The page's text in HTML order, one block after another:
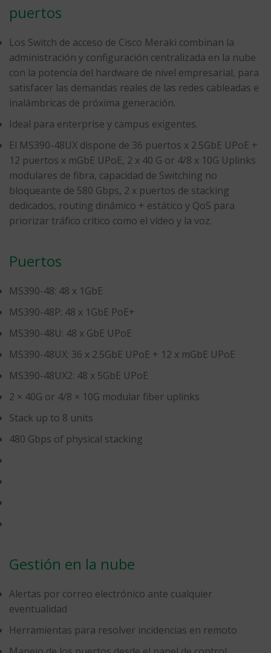
puertos
Los Switch de acceso de Cisco Meraki combinan la
administración y configuración centralizada en la nube
con la potencia del hardware de nivel empresarial, para
satisfacer las demandas reales de las redes cableadas e
inalámbricas de próxima generación.
Ideal para enterprise y campus exigentes.
El MS390-48UX dispone de 36 puertos x 2.5GbE UPoE +
12 puertos x mGbE UPoE, 2 x 40 G or 4/8 x 10G Uplinks
modulares de fibra, capacidad de Switching no
bloqueante de 580 Gbps, 2 x puertos de stacking
dedicados, routing dinámico + estático y QoS para
priorizar tráfico crítico como el vídeo y la voz.
Puertos
MS390-48: 48 x 1GbE
MS390-48P: 48 x 1GbE PoE+
MS390-48U: 48 x GbE UPoE
MS390-48UX: 36 x 2.5GbE UPoE + 12 x mGbE UPoE
MS390-48UX2: 48 x 5GbE UPoE
2 × 40G or 4/8 × 10G modular fiber uplinks
Stack up to 8 units
480 Gbps of physical stacking
Gestión en la nube
Alertas por correo electrónico ante cualquier
eventualidad
Herramientas para resolver incidencias en remoto